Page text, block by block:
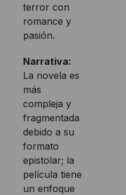
terror con
romance y
pasión.
Narrativa:
La novela es
más
compleja y
fragmentada
debido a su
formato
epistolar; la
película tiene
un enfoque